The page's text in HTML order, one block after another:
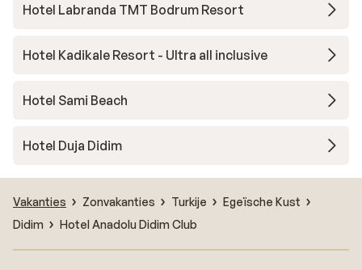
Hotel Labranda TMT Bodrum Resort
Hotel Kadikale Resort - Ultra all inclusive
Hotel Sami Beach
Hotel Duja Didim
Vakanties Zonvakanties Turkije
Egeïsche Kust
Didim
Hotel Anadolu Didim Club